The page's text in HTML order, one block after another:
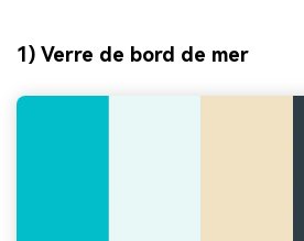
1) Verre de bord de mer